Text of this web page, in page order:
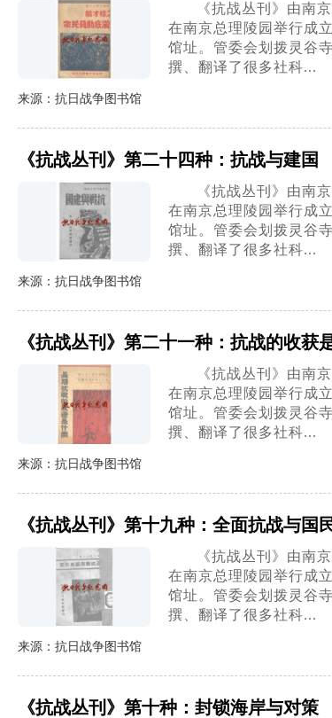
《抗战丛刊》由南
在南京总理陵园举行成
馆址。管委会划拨灵谷
撰、翻译了很多社科...
来源：抗日战争图书馆
《抗战丛刊》第二十四种：抗战与建国
《抗战丛刊》由南
在南京总理陵园举行成
馆址。管委会划拨灵谷
撰、翻译了很多社科...
来源：抗日战争图书馆
《抗战丛刊》第二十一种：抗战的收获
《抗战丛刊》由南
在南京总理陵园举行成
馆址。管委会划拨灵谷
撰、翻译了很多社科...
来源：抗日战争图书馆
《抗战丛刊》第十九种：全面抗战与国
《抗战丛刊》由南
在南京总理陵园举行成
馆址。管委会划拨灵谷
撰、翻译了很多社科...
来源：抗日战争图书馆
《抗战丛刊》第十种：封锁海岸与对策